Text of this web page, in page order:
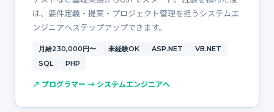
は、要件定義・提案・プロジェクト管理を担うシステムエ
ンジニアへステップアップできます。
月給230,000円〜 未経験OK ASP.NET
VB.NET
SQL
PHP
↗ プログラマー → システムエンジニアへ